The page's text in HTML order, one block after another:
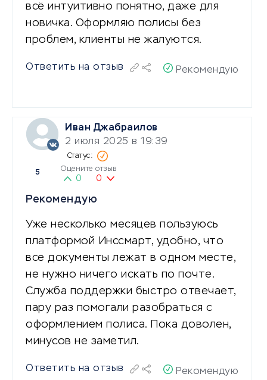
всё интуитивно понятно, даже для
новичка. Оформляю полисы без
проблем, клиенты не жалуются.
Ответить на отзыв Рекомендую
Иван Джабраилов
2 июля 2025 в 19:39
5 Оцените отзыв
0 0
Рекомендую
Уже несколько месяцев пользуюсь
платформой Инссмарт, удобно, что
все документы лежат в одном месте,
не нужно ничего искать по почте.
Служба поддержки быстро отвечает,
пару раз помогали разобраться с
оформлением полиса. Пока доволен,
минусов не заметил.
Ответить на отзыв Рекомендую